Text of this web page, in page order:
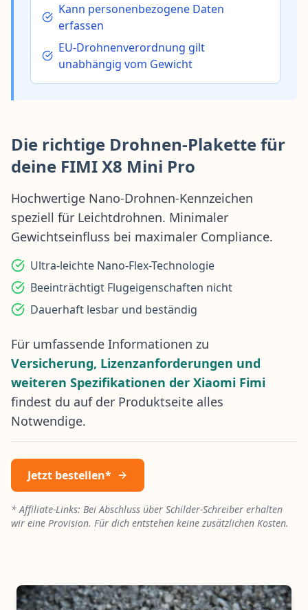
Kann personenbezogene Daten
erfassen
EU-Drohnenverordnung gilt
unabhängig vom Gewicht
Die richtige Drohnen-Plakette für
deine FIMI X8 Mini Pro
Hochwertige Nano-Drohnen-Kennzeichen
speziell für Leichtdrohnen. Minimaler
Gewichtseinfluss bei maximaler Compliance.
Ultra-leichte Nano-Flex-Technologie
Beeinträchtigt Flugeigenschaften nicht
Dauerhaft lesbar und beständig
Für umfassende Informationen zu
Versicherung, Lizenzanforderungen und
weiteren Spezifikationen der Xiaomi Fimi
findest du auf der Produktseite alles
Notwendige.
Jetzt bestellen*
* Affiliate-Links: Bei Abschluss über Schilder-Schreiber erhalten
wir eine Provision. Für dich entstehen keine zusätzlichen Kosten.